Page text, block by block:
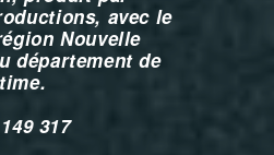
avec le
Nouvelle
département de
317